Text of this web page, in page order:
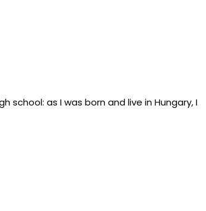
school: as I was born and live in Hungary, I